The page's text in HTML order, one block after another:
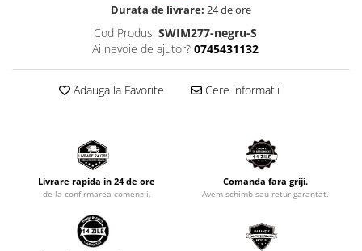
Durata de livrare: 24 de ore
Cod Produs: SWIM277-negru-S
Ai nevoie de ajutor? 0745431132
Adauga la Favorite Cere informatii
Livrare rapida in 24 de ore
de la confirmarea comenzii.
Comanda fara griji.
Avem schimb sau retur garantat.